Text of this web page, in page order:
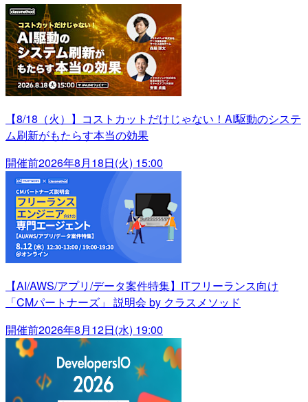
【8/18（火）】コストカットだけじゃない！AI駆動のシステ
ム刷新がもたらす本当の効果
開催前2026年8月18日(火) 15:00
【AI/AWS/アプリ/データ案件特集】ITフリーランス向け
「CMパートナーズ」 説明会 by クラスメソッド
開催前2026年8月12日(水) 19:00